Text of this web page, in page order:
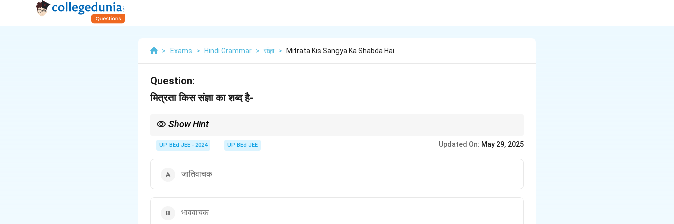
> Exams > Hindi Grammar > संज्ञा > Mitrata Kis Sangya Ka Shabda Hai
Question:
मित्रता किस संज्ञा का शब्द है-
Show Hint
ये किसी अमूर्त गुण, अवस्था, या क्रिया के भाव को दर्शाती हैं।
UP BEd JEE - 2024 UP BEd JEE Updated On: May 29, 2025
जातिवाचक
भाववाचक